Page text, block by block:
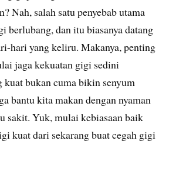
Nah, salah satu penyebab utama
berlubang, dan itu biasanya datang
hari yang keliru. Makanya, penting
jaga kekuatan gigi sedini
bukan cuma bikin senyum
bantu kita makan dengan nyaman
sakit. Yuk, mulai kebiasaan baik
kuat dari sekarang buat cegah gigi